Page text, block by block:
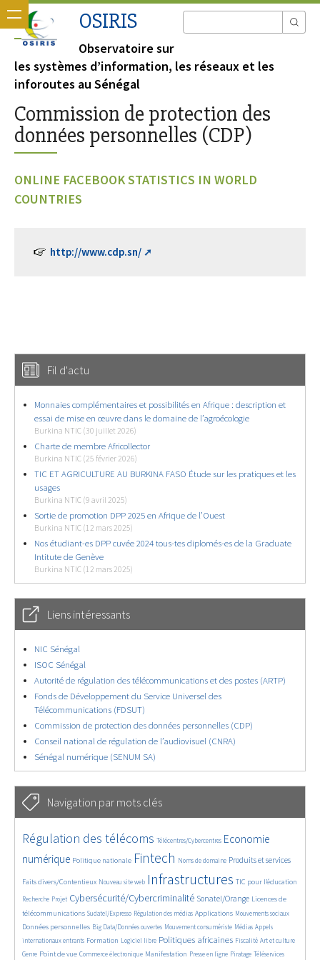
OSIRIS
Observatoire sur
les systèmes d’information, les réseaux et les
inforoutes au Sénégal
Commission de protection des
données personnelles (CDP)
ONLINE FACEBOOK STATISTICS IN WORLD
COUNTRIES
http://www.cdp.sn/
Fil d'actu
Monnaies complémentaires et possibilités en Afrique : description et
essai de mise en œuvre dans le domaine de l’agroécologie
Burkina NTIC (30 juillet 2026)
Charte de membre Africollector
Burkina NTIC (25 février 2026)
TIC ET AGRICULTURE AU BURKINA FASO Étude sur les pratiques et les
usages
Burkina NTIC (9 avril 2025)
Sortie de promotion DPP 2025 en Afrique de l’Ouest
Burkina NTIC (12 mars 2025)
Nos étudiant-es DPP cuvée 2024 tous-tes diplomés-es de la Graduate
Intitute de Genève
Burkina NTIC (12 mars 2025)
Liens intéressants
NIC Sénégal
ISOC Sénégal
Autorité de régulation des télécommunications et des postes (ARTP)
Fonds de Développement du Service Universel des
Télécommunications (FDSUT)
Commission de protection des données personnelles (CDP)
Conseil national de régulation de l’audiovisuel (CNRA)
Sénégal numérique (SENUM SA)
Navigation par mots clés
4685/5625
Régulation des télécoms
346/5625 Télécentres/Cybercentres
3743/5625
Economie
numérique
1847/5625 Politique nationale
5235/5625 Fintech
688/5625 Noms de domaine
2445/5625 Produits et services
1574/5625
Faits divers/Contentieux Nouveau site web Infrastructures TIC pour l’éducation
Recherche
244/5625Projet
3529/5625 Cybersécurité/Cybercriminalité
2269/5625 Sonatel/Orange
1614/5625
Licences de
télécommunications
294/5625 Sudatel/Expresso
1009/5625 Régulation des médias
1542/5625 Applications
1089/5625 Mouvements sociaux
1645/5625
Données personnelles
141/5625 Big Data/Données ouvertes
608/5625 Mouvement consumériste
376/5625 Médias
646/5625
Appels
internationaux entrants
1706/5625 Formation
94/5625 Logiciel libre
2635/5625 Politiques africaines
1118/5625 Fiscalité
170/5625 Art et culture
591/5625
Genre
1810/5625Point de vue
1053/5625 Commerce électronique
1605/5625 Manifestation
322/5625 Presse en ligne
132/5625 Piratage
207/5625 Téléservices
1226/5625